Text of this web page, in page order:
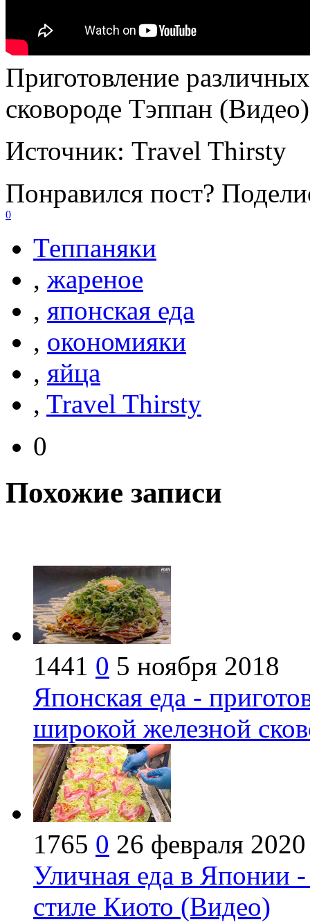
Приготовление
сковороде Тэппан (Видео)
Источник: Travel Thirsty
Понравился пост?
0
Теппаняки
, жареное
, японская еда
, окономияки
, яйца
, Travel Thirsty
0
Похожие записи
1441 0 5 ноября 2018
Японская еда -
широкой железной
1765 0 26 февраля 2020
Уличная еда в Японии
стиле Киото (Видео)